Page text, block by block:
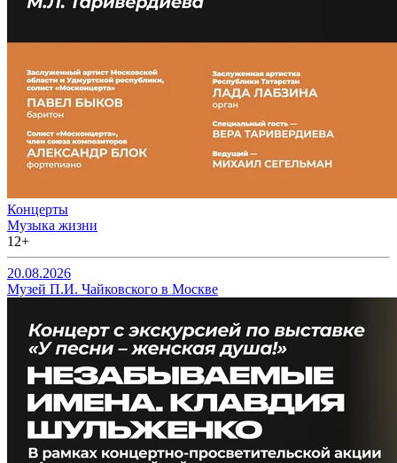
Концерты
Музыка жизни
12+
20.08.2026
Музей П.И. Чайковского в Москве